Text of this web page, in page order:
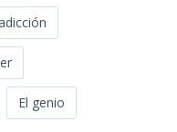
El genio